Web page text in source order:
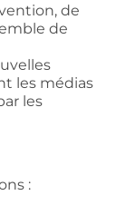
de
de
les médias
les
: